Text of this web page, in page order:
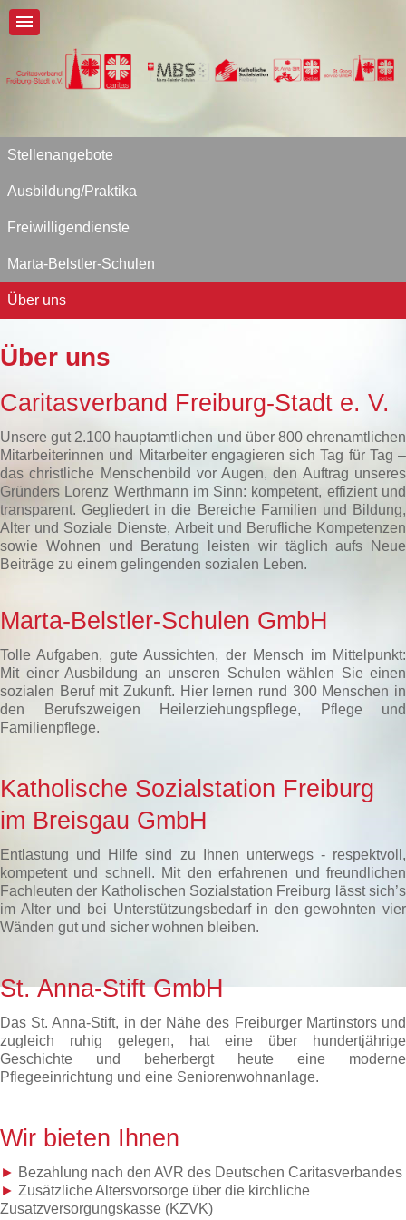
Stellenangebote
Ausbildung/Praktika
Freiwilligendienste
Marta-Belstler-Schulen
Über uns
Über uns
Caritasverband Freiburg-Stadt e. V.
Unsere gut 2.100 hauptamtlichen und über 800 ehrenamtlichen
Mitarbeiterinnen und Mitarbeiter engagieren sich Tag für Tag –
das christliche Menschenbild vor Augen, den Auftrag unseres
Gründers Lorenz Werthmann im Sinn: kompetent, effizient und
transparent. Gegliedert in die Bereiche Familien und Bildung,
Alter und Soziale Dienste, Arbeit und Berufliche Kompetenzen
sowie Wohnen und Beratung leisten wir täglich aufs Neue
Beiträge zu einem gelingenden sozialen Leben.
Marta-Belstler-Schulen GmbH
Tolle Aufgaben, gute Aussichten, der Mensch im Mittelpunkt:
Mit einer Ausbildung an unseren Schulen wählen Sie einen
sozialen Beruf mit Zukunft. Hier lernen rund 300 Menschen in
den Berufszweigen Heilerziehungspflege, Pflege und
Familienpflege.
Katholische Sozialstation Freiburg
im Breisgau GmbH
Entlastung und Hilfe sind zu Ihnen unterwegs - respektvoll,
kompetent und schnell. Mit den erfahrenen und freundlichen
Fachleuten der Katholischen Sozialstation Freiburg lässt sich’s
im Alter und bei Unterstützungsbedarf in den gewohnten vier
Wänden gut und sicher wohnen bleiben.
St. Anna-Stift GmbH
Das St. Anna-Stift, in der Nähe des Freiburger Martinstors und
zugleich ruhig gelegen, hat eine über hundertjährige
Geschichte und beherbergt heute eine moderne
Pflegeeinrichtung und eine Seniorenwohnanlage.
Wir bieten Ihnen
► Bezahlung nach den AVR des Deutschen Caritasverbandes
► Zusätzliche Altersvorsorge über die kirchliche
Zusatzversorgungskasse (KZVK)